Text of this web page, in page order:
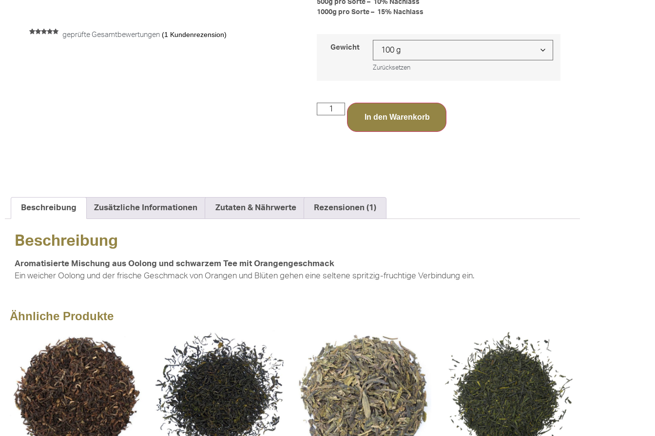
geprüfte Gesamtbewertungen (1 Kundenrezension)
500g pro Sorte – 10% Nachlass
1000g pro Sorte – 15% Nachlass
Gewicht
Zurücksetzen
In den Warenkorb
Beschreibung Zusätzliche Informationen Zutaten & Nährwerte Rezensionen (1)
Beschreibung
Aromatisierte Mischung aus Oolong und schwarzem Tee mit Orangengeschmack
Ein weicher Oolong und der frische Geschmack von Orangen und Blüten gehen eine seltene spritzig-fruchtige Verbindung ein.
Ähnliche Produkte